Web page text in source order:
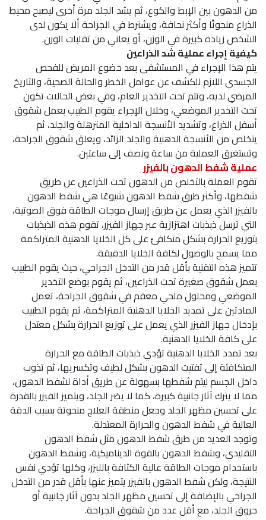
من الدهون بين الإبط والكوع، ثم يشد الجلد مرة أخرى ليصبح محيط
الذراع منحوتًا وأكثر نحافة، ويشترط في الجراحة ألا يكون لدى
الشخص زيادة كبيرة في الوزن، أو يعاني من تقلبات الوزن.
كيفية إجراء عملية شد الذراعين
يتم هذا الإجراء في المستشفى بعد خضوع المريض للفحص
الجسدي اللازم للكشف عن عوامل الخطر والحالة الصحية، والتاريخ
المرضي لديه، وتتم تحت التخدير العام، وفي بعض الحالات تكون
تحت التخدير الموضعي، وخلال الإجراء يقوم الطبيب بعمل شقوق
أسفل الذراع، وتشديد الأنسجة الداخلية المترهلة والجلد، ثم
يتخلص من الأنسجة الدهنية والجلد الزائد، ويغلق شقوق الجراحة،
وتستغرق العملية من ساعة ونصف إلى ساعتين.
عملية شفط الدهون بالفيزر
تقوم العملة بالتخلص من الدهون تحت الذراعين عن طريق
شفطها، وأكثر طرق شفط الدهون شيوعًا هي شفط الدهون
بالفيزر الذي يعمل عن طريق إرسال موجات الطاقة فوق الصوتية،
التي ترسل ذبذبات اهتزازية عبر جهاز الفيزر، تقوم هذه الذبذبات
بتوزيع الحرارة بشكل متكافئ على كل الخلايا الدهنية المتراكمة
مما يسمح بالوصول لكافة الخلايا الدقيقة.
تتميز هذه التقنية بأقل قدر من التدخل الجراحي، حيث يقوم الطبيب
بعمل شقوق صغيرة تحت الذراعين، ثم يقوم بوضع التخدير
الموضعي ومحلول ملحي معقم في شقوق الجراحة، تعمل
المادتين على تمديد الخلايا الدهنية المتراكمة، ثم يقوم الطبيب
بإدخال جهاز الفيزر الذي يعمل على توزيع الحرارة بشكل معتدل
على كافة الخلايا الدهنية.
بعد تمدد الخلايا الدهنية تؤدي ذبذبات الطاقة مع الحرارة
المتكافئة إلى تفتيت الدهون بشكل لطيف وتكسريها، ثم تذوب
داخل الجسم ليتم شفطها بسهولة عن طريق أداة لشفط الدهون،
مما لا يترك آثار جانبية كبيرة، كما لا يضر الجلد، ويتميز الفيزر بالقدرة
على تحسين مظهر الجلد وجعل منطقة العلاج منحوتة بسبب الدقة
العالية في شفط الدهون والحرارة المعتدلة.
وتوجد العديد من طرق شفط الدهون مثل شفط الدهون
التقليدي، وشفط الدهون بالقوة الديناميكية، وشفط الدهون
باستخدام موجات الطاقة عالية الكثافة بالليزر، وكلها تؤدي نفس
النتيجة، ولكن شفط الدهون بالفيزر يتميز عنها بأقل قدر من التدخل
الجراحي بالإضافة إلى تحسين مظهر الجلد بدون آثار جانبية أو
حروق الجلد، مع أقل عدد من شقوق الجراحة.